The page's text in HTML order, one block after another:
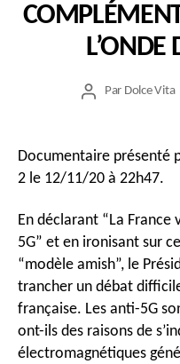
L’ONDE
Auteur
Par Dolce Vita
Documentaire présenté
2 le 12/11/20 à 22h47.
En déclarant “La
5G” et en ironisant sur
“modèle amish”, le
trancher un débat
française. Les anti-5G
ont-ils des raisons de
électromagnétiques